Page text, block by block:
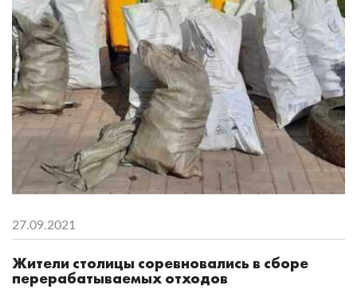
27.09.2021
Жители столицы соревновались в сборе
перерабатываемых отходов